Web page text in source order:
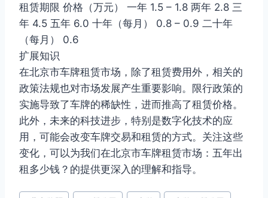
租赁期限 价格（万元） 一年 1.5 – 1.8 两年 2.8 三
年 4.5 五年 6.0 十年（每月） 0.8 – 0.9 二十年
（每月） 0.6
扩展知识
在北京市车牌租赁市场，除了租赁费用外，相关的
政策法规也对市场发展产生重要影响。限行政策的
实施导致了车牌的稀缺性，进而推高了租赁价格。
此外，未来的科技进步，特别是数字化技术的应
用，可能会改变车牌交易和租赁的方式。关注这些
变化，可以为我们在北京市车牌租赁市场：五年出
租多少钱？的提供更深入的理解和指导。
文